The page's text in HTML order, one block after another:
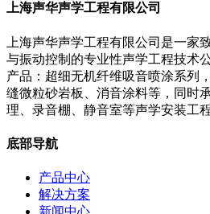
上海声华声学工程有限公司
上海声华声学工程有限公司是一家
与振动控制的专业性声学工程技术
产品：超细无机纤维吸音喷涂系列
缝微粒砂岩板、消音涂料等，同时
理、录音棚、静音室等声学安装工
底部导航
产品中心
解决方案
新闻中心